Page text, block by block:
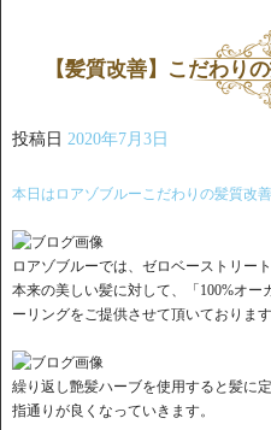
【髪質改善】こだわり
投稿日 2020年7月3日
本日はロアゾブルーこだわりの髪質改
ロアゾブルーでは、ゼロベーストリー
本来の美しい髪に対して、「100%オ
ーリングをご提供させて頂いております
繰り返し艶髪ハーブを使用すると髪に
指通りが良くなっていきます。